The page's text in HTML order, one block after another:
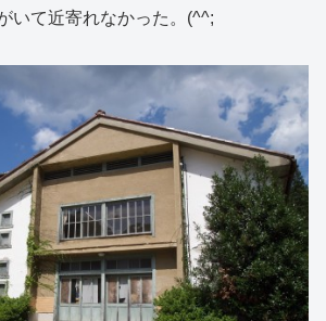
いて近寄れなかった。(^^;